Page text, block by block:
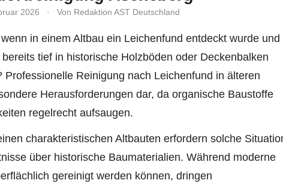
2026 · Von Redaktion AST Deutschland
in einem Altbau ein Leichenfund entdeckt wurde und
tief in historische Holzböden oder Deckenbalken
Professionelle Reinigung nach Leichenfund in älteren
Herausforderungen dar, da organische Baustoffe
regelrecht aufsaugen.
charakteristischen Altbauten erfordern solche
über historische Baumaterialien. Während moderne
gereinigt werden können, dringen